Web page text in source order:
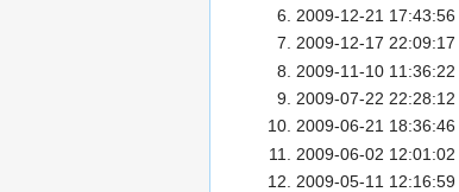
2009-12-21 17:43:56
2009-12-17 22:09:17
2009-11-10 11:36:22
2009-07-22 22:28:12
2009-06-21 18:36:46
2009-06-02 12:01:02
2009-05-11 12:16:59